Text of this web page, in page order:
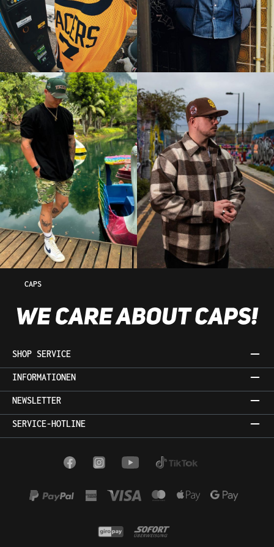
CAPS
SHOP SERVICE
INFORMATIONEN
NEWSLETTER
SERVICE-HOTLINE